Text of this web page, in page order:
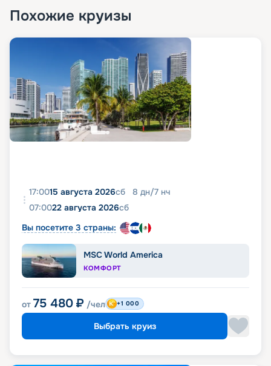
Похожие круизы
17:0015 августа 2026сб 8 дн/7 нч
07:0022 августа 2026сб
Вы посетите 3 страны:
MSC World America
КОМФОРТ
от 75 480 ₽ /чел +1 000
Выбрать круиз